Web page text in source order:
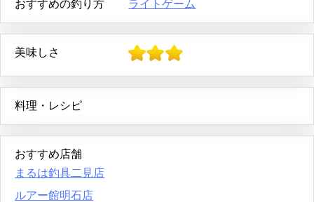
おすすめの釣り方 ライトゲーム
美味しさ
料理・レシピ
おすすめ店舗
まるは釣具二見店
ルアー館明石店